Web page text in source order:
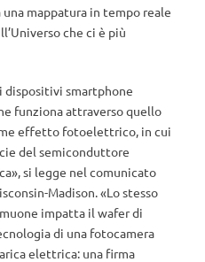
una mappatura in tempo reale
che ci è più
dispositivi smartphone
funziona attraverso quello
effetto fotoelettrico, in cui
del semiconduttore
si legge nel comunicato
Madison. «Lo stesso
impatta il wafer di
di una fotocamera
elettrica: una firma